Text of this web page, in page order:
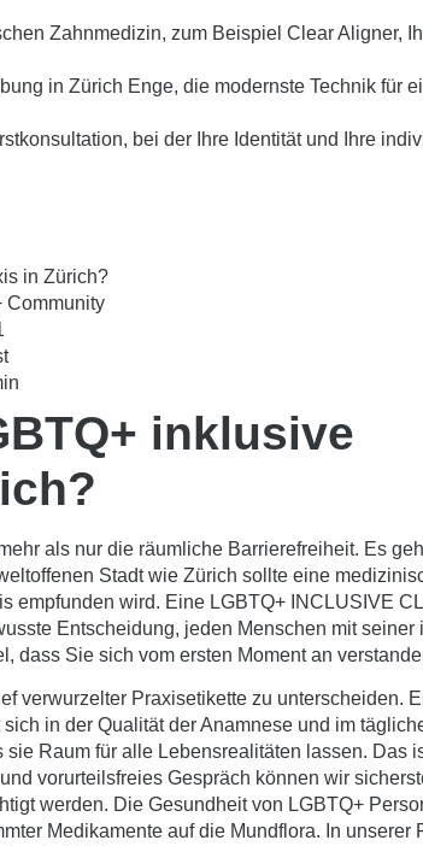
Zahnmedizin, zum Beispiel Clear Aligner,
in Zürich Enge, die modernste Technik für
bei der Ihre Identität und Ihre
in Zürich?
Community
inklusive
als nur die räumliche Barrierefreiheit. Es
Stadt wie Zürich sollte eine
empfunden wird. Eine LGBTQ+ INCLUSIVE
Entscheidung, jeden Menschen mit
dass Sie sich vom ersten Moment an
verwurzelter Praxisetikette zu unterscheiden.
in der Qualität der Anamnese und im
Raum für alle Lebensrealitäten lassen. Das
vorurteilsfreies Gespräch können wir
werden. Die Gesundheit von LGBTQ+
Medikamente auf die Mundflora. In unserer